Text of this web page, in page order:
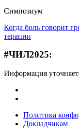
Симпозиум
Когда боль говорит
терапии
#ЧИЛ2025:
Информация
Политика
Докладчикам